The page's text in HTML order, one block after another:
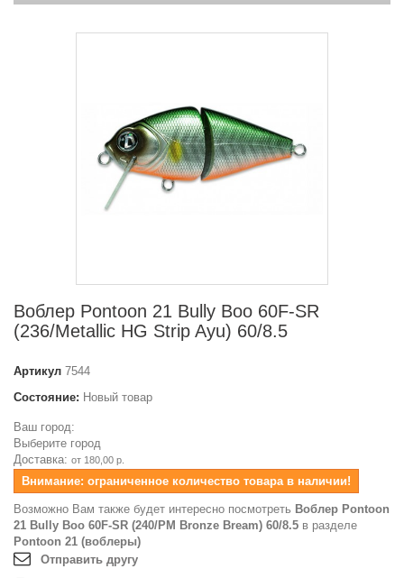
Воблер Pontoon 21 Bully Boo 60F-SR
(236/Metallic HG Strip Ayu) 60/8.5
Артикул 7544
Состояние: Новый товар
Ваш город:
Выберите город
Доставка: от 180,00 р.
Внимание: ограниченное количество товара в наличии!
Возможно Вам также будет интересно посмотреть Воблер Pontoon
21 Bully Boo 60F-SR (240/PM Bronze Bream) 60/8.5 в разделе
Pontoon 21 (воблеры)
Отправить другу